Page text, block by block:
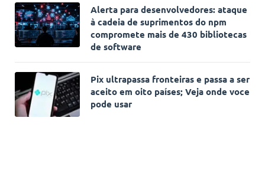
Alerta para desenvolvedores: ataque
à cadeia de suprimentos do npm
compromete mais de 430 bibliotecas
de software
Pix ultrapassa fronteiras e passa a ser
aceito em oito países; Veja onde voce
pode usar